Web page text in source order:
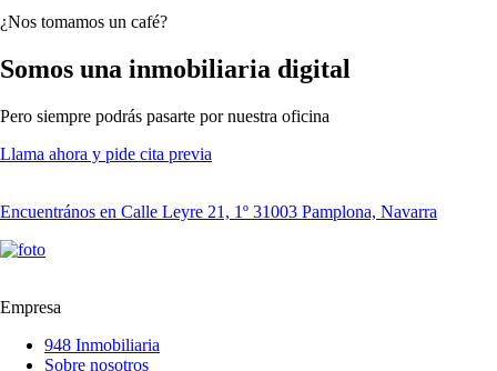
¿Nos tomamos un café?
Somos una inmobiliaria digital
Pero siempre podrás pasarte por nuestra oficina
Llama ahora y pide cita previa
Encuentrános en Calle Leyre 21, 1º 31003 Pamplona, Navarra
Empresa
948 Inmobiliaria
Sobre nosotros